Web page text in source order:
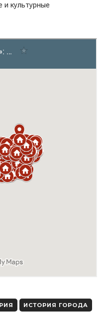
культурные
ИСТОРИЯ ГОРОДА